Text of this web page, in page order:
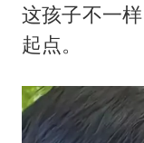
这孩子不一
起点。